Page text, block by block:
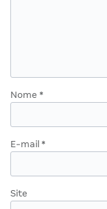
Nome *
E-mail *
Site